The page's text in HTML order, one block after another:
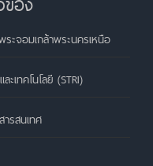
ระจอมเกล้าพระนครเหนือ
เทคโนโลยี (STRI)
รสนเทศ